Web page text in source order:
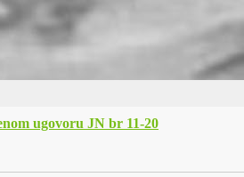
ugovoru JN br 11-20